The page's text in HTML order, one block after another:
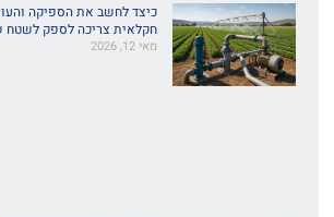
כיצד לחשב את הספיקה
חקלאית צריכה לספק לשטח
מאי 12, 2026